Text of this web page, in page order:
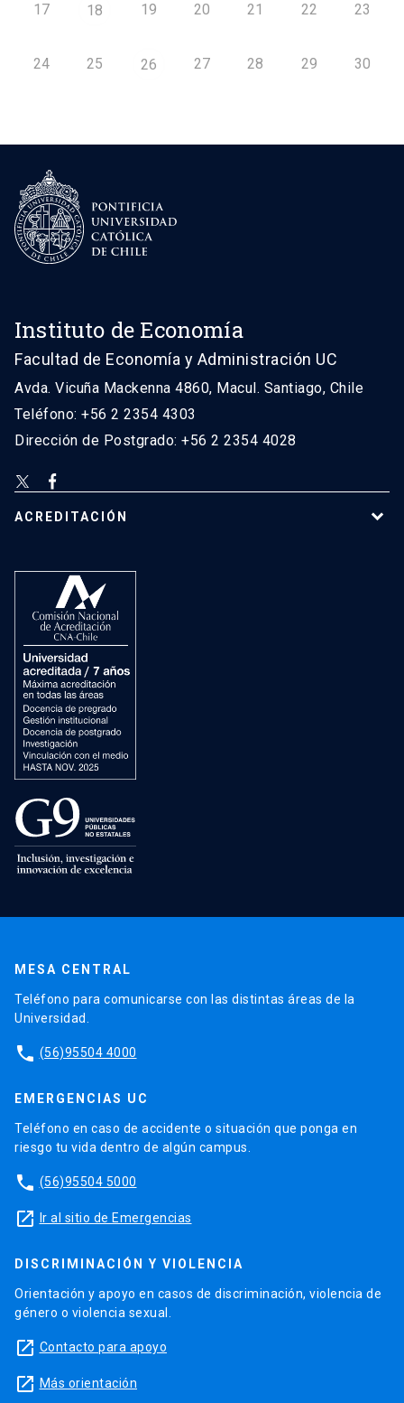
17 18 19 20 21 22 23
24 25 26 27 28 29 30
Instituto de Economía
Facultad de Economía y Administración UC
Avda. Vicuña Mackenna 4860, Macul. Santiago, Chile
Teléfono: +56 2 2354 4303
Dirección de Postgrado: +56 2 2354 4028
ACREDITACIÓN
MESA CENTRAL
Teléfono para comunicarse con las distintas áreas de la
Universidad.
phone (56)95504 4000
EMERGENCIAS UC
Teléfono en caso de accidente o situación que ponga en
riesgo tu vida dentro de algún campus.
phone (56)95504 5000
launch Ir al sitio de Emergencias
DISCRIMINACIÓN Y VIOLENCIA
Orientación y apoyo en casos de discriminación, violencia de
género o violencia sexual.
launch Contacto para apoyo
launch Más orientación